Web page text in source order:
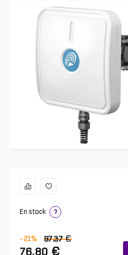
En stock ?
-21% 97.37 €
76.80 €